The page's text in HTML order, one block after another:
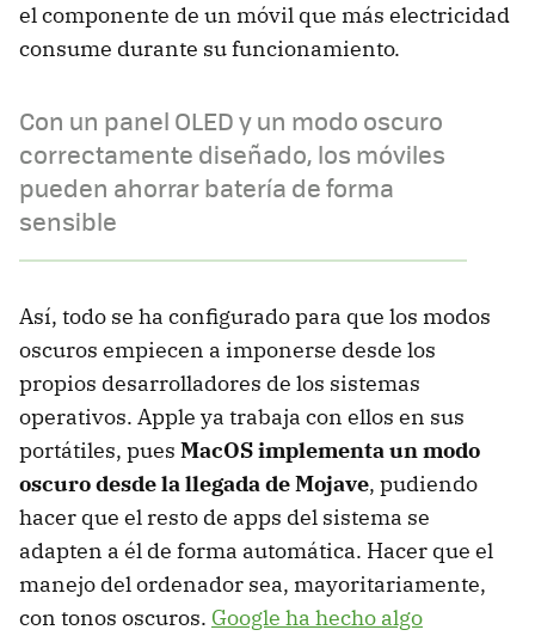
el componente de un móvil que más electricidad
consume durante su funcionamiento.
Con un panel OLED y un modo oscuro
correctamente diseñado, los móviles
pueden ahorrar batería de forma
sensible
Así, todo se ha configurado para que los modos
oscuros empiecen a imponerse desde los
propios desarrolladores de los sistemas
operativos. Apple ya trabaja con ellos en sus
portátiles, pues MacOS implementa un modo
oscuro desde la llegada de Mojave, pudiendo
hacer que el resto de apps del sistema se
adapten a él de forma automática. Hacer que el
manejo del ordenador sea, mayoritariamente,
con tonos oscuros. Google ha hecho algo